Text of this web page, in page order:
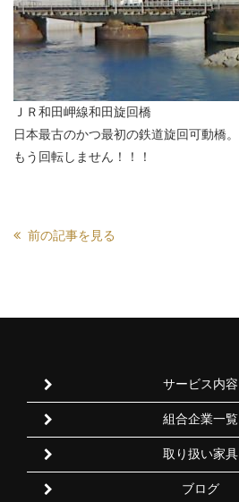
ＪＲ和田岬線和田旋回橋
日本最古のかつ最初の鉄道旋回可動橋。
もう回転しません！！！
前の記事を見る
サービス内容
組合企業一覧
取り扱い家具
ブログ